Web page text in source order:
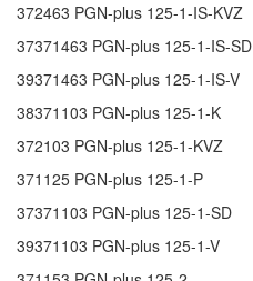
372463 PGN-plus 125-1-IS-KVZ
37371463 PGN-plus 125-1-IS-SD
39371463 PGN-plus 125-1-IS-V
38371103 PGN-plus 125-1-K
372103 PGN-plus 125-1-KVZ
371125 PGN-plus 125-1-P
37371103 PGN-plus 125-1-SD
39371103 PGN-plus 125-1-V